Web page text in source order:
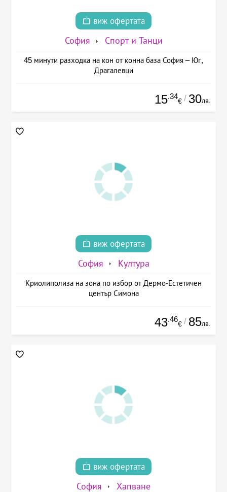
виж офертата
София Спорт и Танци
45 минути разходка на кон от конна база София – Юг,
Драгалевци
15.34
€ / 30лв.
виж офертата
София Култура
Криолиполиза на зона по избор от Дермо-Естетичен
център Симона
43.46
€ / 85лв.
виж офертата
София Хапване